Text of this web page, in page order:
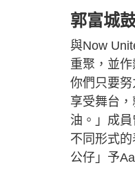
郭富城
與Now
重聚，並
你們只要
享受舞台
油。」成
不同形式
公仔」予